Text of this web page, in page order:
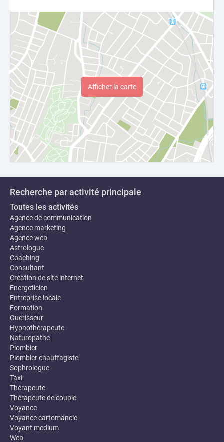
Afficher la carte
Recherche par activité principale
Toutes les activités
Agence de communication
Agence marketing
Agence web
Astrologue
Coaching
Consultant
Création de site internet
Energeticien
Entreprise locale
Formation
Guerisseur
Hypnothérapeute
Naturopathe
Plombier
Plombier chauffagiste
Sophrologue
Taxi
Thérapeute
Thérapeute de couple
Voyance
Voyance cartomancie
Voyant medium
Web